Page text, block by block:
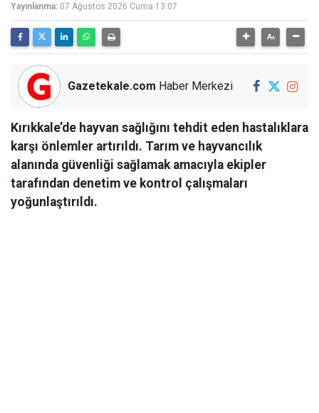
Yayınlanma: 07 Ağustos 2026 Cuma 13:07
Gazetekale.com Haber Merkezi
Kırıkkale’de hayvan sağlığını tehdit eden hastalıklara
karşı önlemler artırıldı. Tarım ve hayvancılık
alanında güvenliği sağlamak amacıyla ekipler
tarafından denetim ve kontrol çalışmaları
yoğunlaştırıldı.